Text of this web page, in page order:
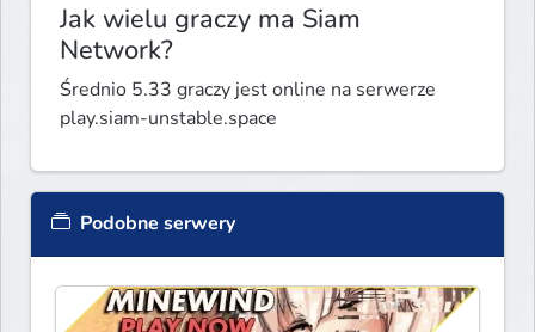
Jak wielu graczy ma Siam
Network?
Średnio 5.33 graczy jest online na serwerze
play.siam-unstable.space
Podobne serwery